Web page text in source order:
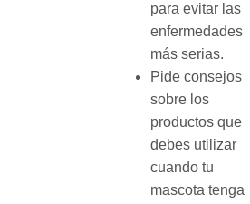
para evitar las
enfermedades
más serias.
Pide consejos
sobre los
productos que
debes utilizar
cuando tu
mascota tenga